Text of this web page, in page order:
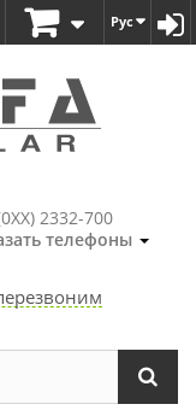
Рус
2332-700
телефоны